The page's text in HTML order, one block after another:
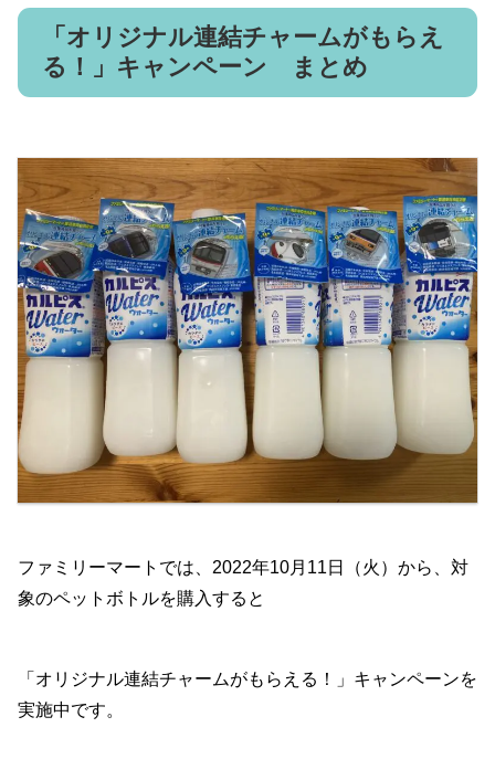
「オリジナル連結チャームがもらえ
る！」キャンペーン まとめ
ファミリーマートでは、2022年10月11日（火）から、対
象のペットボトルを購入すると
「オリジナル連結チャームがもらえる！」キャンペーンを
実施中です。